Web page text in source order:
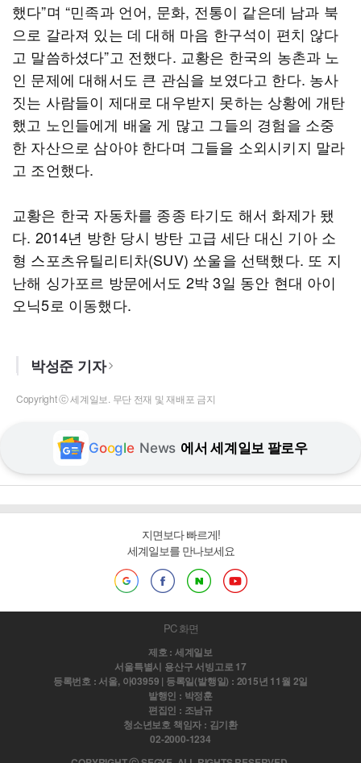
했다”며 “민족과 언어, 문화, 전통이 같은데 남과 북
으로 갈라져 있는 데 대해 마음 한구석이 편치 않다
고 말씀하셨다”고 전했다. 교황은 한국의 농촌과 노
인 문제에 대해서도 큰 관심을 보였다고 한다. 농사
짓는 사람들이 제대로 대우받지 못하는 상황에 개탄
했고 노인들에게 배울 게 많고 그들의 경험을 소중
한 자산으로 삼아야 한다며 그들을 소외시키지 말라
고 조언했다.
교황은 한국 자동차를 종종 타기도 해서 화제가 됐
다. 2014년 방한 당시 방탄 고급 세단 대신 기아 소
형 스포츠유틸리티차(SUV) 쏘울을 선택했다. 또 지
난해 싱가포르 방문에서도 2박 3일 동안 현대 아이
오닉5로 이동했다.
박성준 기자
Copyright ⓒ 세계일보. 무단 전재 및 재배포 금지
Google News 에서 세계일보 팔로우
지면보다 빠르게!
세계일보를 만나보세요
PC 화면
제호 : 세계일보
서울특별시 용산구 서빙고로 17
등록번호 : 서울, 아03959 | 등록일(발행일) : 2015년 11월 2일
발행인 : 박정훈
편집인 : 조남규
청소년보호 책임자 : 김기환
02-2000-1234